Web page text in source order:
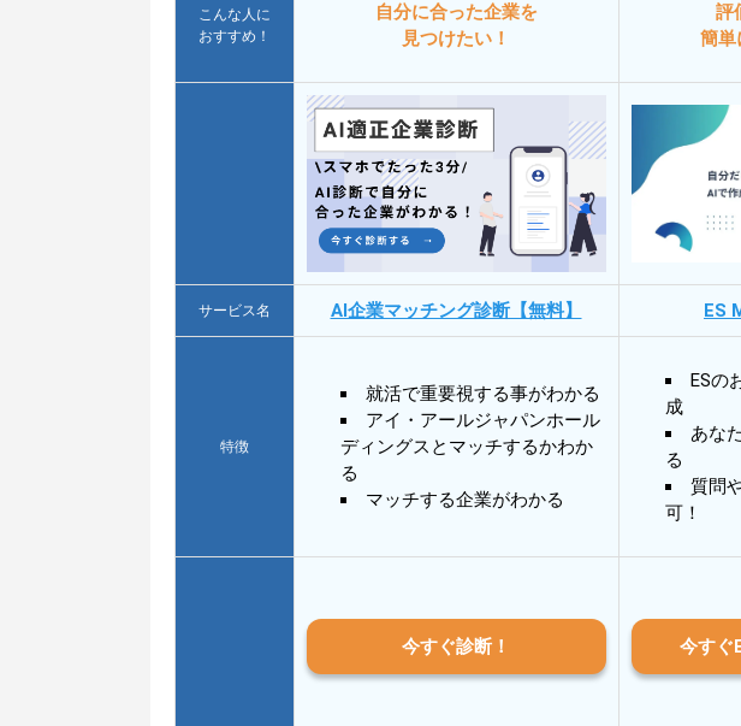
こんな人に
おすすめ！
自分に合った企業を
見つけたい！
評
簡単
サービス名 AI企業マッチング診断【無料】 ES
特徴
就活で重要視する事がわかる
アイ・アールジャパンホール
ディングスとマッチするかわか
る
マッチする企業がわかる
ESの
成
あな
る
質問
可！
今すぐ診断！ 今すぐ